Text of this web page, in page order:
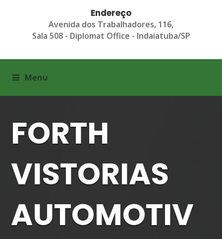
Endereço
Avenida dos Trabalhadores, 116,
Sala 508 - Diplomat Office - Indaiatuba/SP
Menu
FORTH
VISTORIAS
AUTOMOTIV